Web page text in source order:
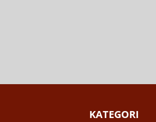
KATEGORI